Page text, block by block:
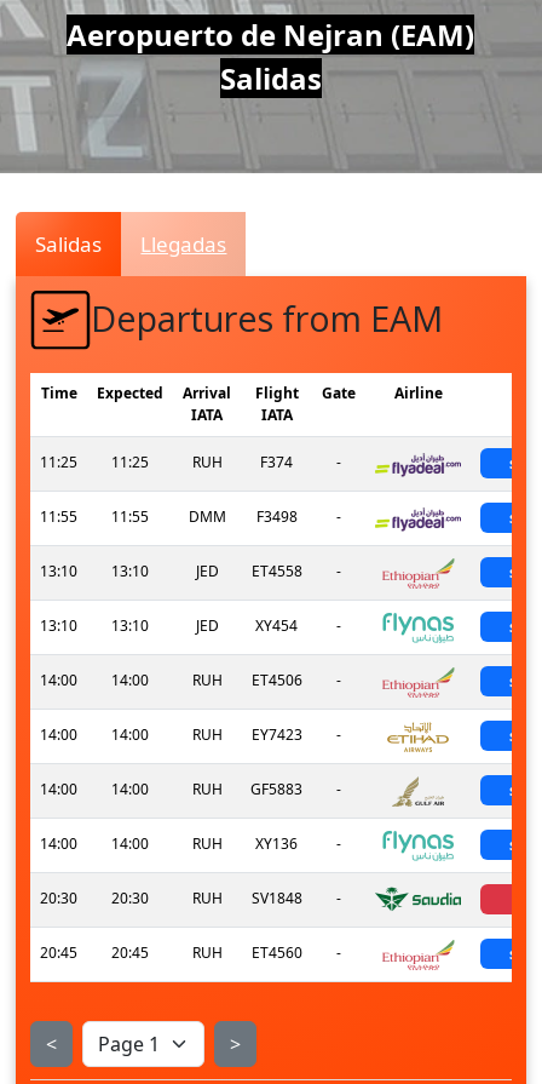
Air
Traffic
Live
Aeropuerto de Nejran (EAM)
Salidas
Salidas Llegadas
Departures from EAM
Time Expected
Arrival
IATA
Flight
IATA
Gate Airline
11:25 11:25 RUH F374 -
11:55 11:55 DMM F3498 -
13:10 13:10 JED ET4558 -
13:10 13:10 JED XY454 -
14:00 14:00 RUH ET4506 -
14:00 14:00 RUH EY7423 -
14:00 14:00 RUH GF5883 -
14:00 14:00 RUH XY136 -
20:30 20:30 RUH SV1848 -
20:45 20:45 RUH ET4560 -
< >